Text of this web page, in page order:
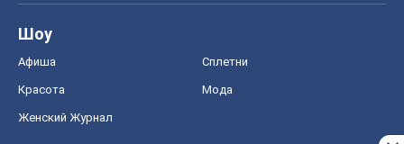
Шоу
Афиша Сплетни
Красота Мода
Женский Журнал